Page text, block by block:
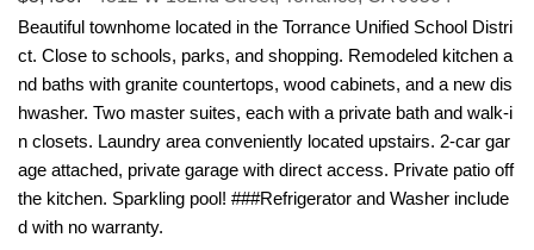
Beautiful townhome located in the Torrance Unified School Distri
ct. Close to schools, parks, and shopping. Remodeled kitchen a
nd baths with granite countertops, wood cabinets, and a new dis
hwasher. Two master suites, each with a private bath and walk-i
n closets. Laundry area conveniently located upstairs. 2-car gar
age attached, private garage with direct access. Private patio off
the kitchen. Sparkling pool! ###Refrigerator and Washer include
d with no warranty.